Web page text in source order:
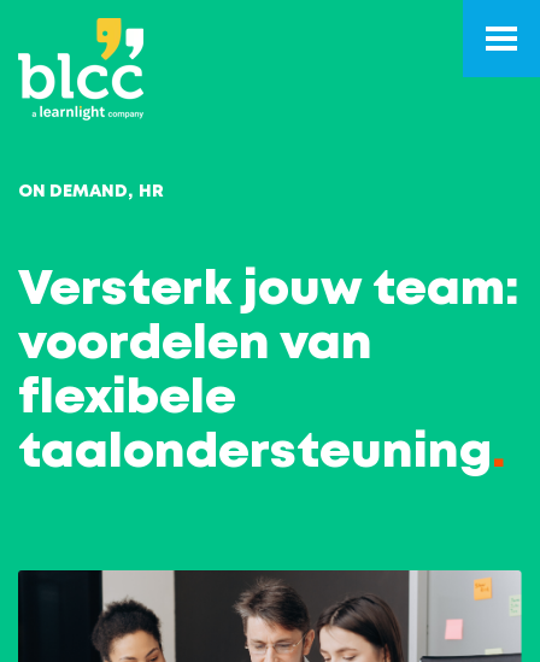
ON DEMAND HR
Versterk jouw team:
voordelen van
flexibele
taalondersteuning.